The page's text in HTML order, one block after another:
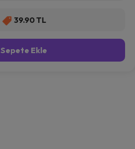
39.90 TL
Sepete Ekle